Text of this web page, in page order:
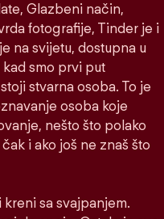
Glazbeni način,
fotografije, Tinder je i
na svijetu, dostupna u
smo prvi put
stvarna osoba. To je
osoba koje
nešto što polako
i ako još ne znaš što
sa svajpanjem.